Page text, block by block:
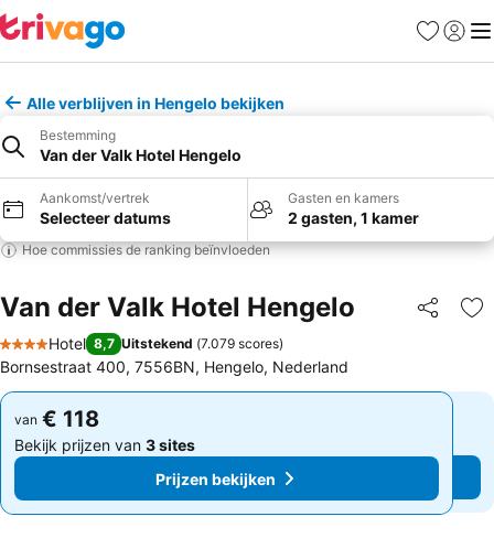
Favorieten
Alle verblijven in Hengelo bekijken
Bestemming
Van der Valk Hotel Hengelo
Aankomst/vertrek
Selecteer datums
Gasten en kamers
2 gasten, 1 kamer
Hoe commissies de ranking beïnvloeden
Van der Valk Hotel Hengelo Delen
4 Sterren
Hotel 8,7 Uitstekend (7.079 scores)
Bornsestraat 400, 7556BN, Hengelo, Nederland
van € 118
Bekijk prijzen van 3 sites
Prijzen bekijken
van € 118
Bekijk prijzen van 3 sites
Prijzen bekijken